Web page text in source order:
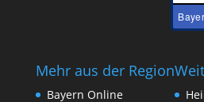
Mehr aus der Region
Bayern Online